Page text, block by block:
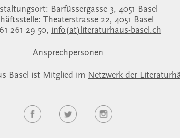
Barfüssergasse 3, 4051 Basel
Theaterstrasse 22, 4051 Basel
261 29 50, info(at)literaturhaus-basel.ch
Ansprechpersonen
Basel ist Mitglied im Netzwerk der